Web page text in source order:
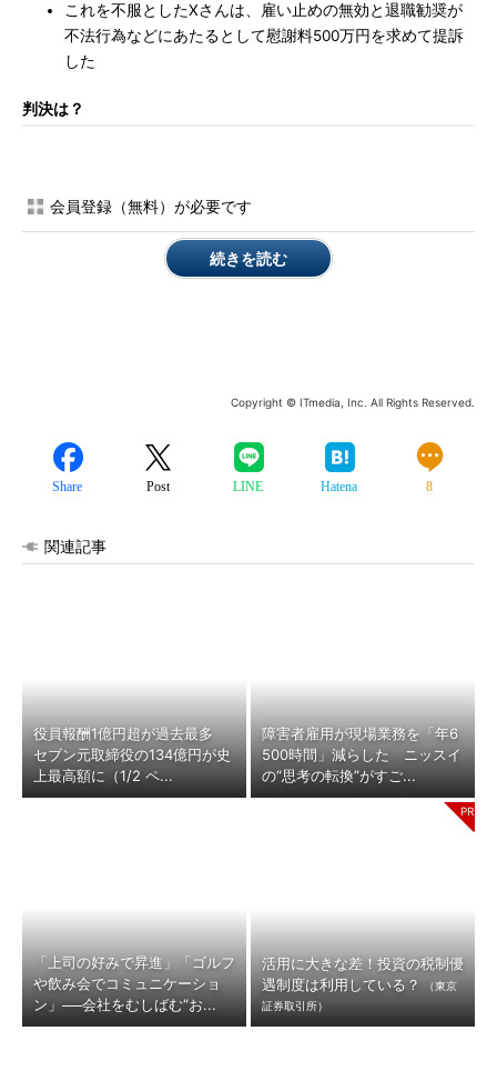
これを不服としたXさんは、雇い止めの無効と退職勧奨が
不法行為などにあたるとして慰謝料500万円を求めて提訴
した
判決は？
会員登録（無料）が必要です
続きを読む
Copyright © ITmedia, Inc. All Rights Reserved.
Share Post LINE Hatena 8
関連記事
役員報酬1億円超が過去最多
セブン元取締役の134億円が史
上最高額に（1/2 ペ...
障害者雇用が現場業務を「年6
500時間」減らした ニッスイ
の“思考の転換”がすご...
「上司の好みで昇進」「ゴルフ
や飲み会でコミュニケーショ
ン」──会社をむしばむ“お...
活用に大きな差！投資の税制優
遇制度は利用している？
（東京
証券取引所）